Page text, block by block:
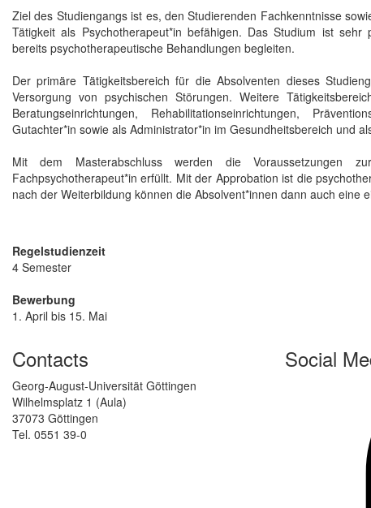
Ziel des Studiengangs ist es, den Studierenden Fachkenntnisse
Tätigkeit als Psychotherapeut*in befähigen. Das Studium ist
bereits psychotherapeutische Behandlungen begleiten.
Der primäre Tätigkeitsbereich für die Absolventen dieses
Versorgung von psychischen Störungen. Weitere
Beratungseinrichtungen, Rehabilitationseinrichtungen,
Gutachter*in sowie als Administrator*in im Gesundheitsbereich und
Mit dem Masterabschluss werden die Voraussetzungen
Fachpsychotherapeut*in erfüllt. Mit der Approbation ist die
nach der Weiterbildung können die Absolvent*innen dann auch eine
Regelstudienzeit
4 Semester
Bewerbung
1. April bis 15. Mai
Contacts
Georg-August-Universität Göttingen
Wilhelmsplatz 1 (Aula)
37073 Göttingen
Tel. 0551 39-0
Social